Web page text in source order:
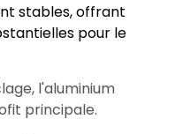
stables, offrant
pour le
l'aluminium
principale.